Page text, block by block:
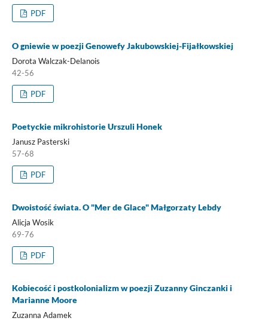
PDF
O gniewie w poezji Genowefy Jakubowskiej-Fijałkowskiej
Dorota Walczak-Delanois
42-56
PDF
Poetyckie mikrohistorie Urszuli Honek
Janusz Pasterski
57-68
PDF
Dwoistość świata. O "Mer de Glace" Małgorzaty Lebdy
Alicja Wosik
69-76
PDF
Kobiecość i postkolonializm w poezji Zuzanny Ginczanki i
Marianne Moore
Zuzanna Adamek